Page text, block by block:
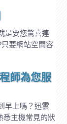
是要您驚喜連
要網站空間容
師為您服
早上嗎？迅雲
悉主機常見的狀